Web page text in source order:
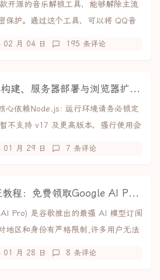
开源的音乐解锁工具，能够解除主流
保护。通过这个工具，可以将 QQ音
02 月 04 日 195 条评论
UnlockMusic 本地构建、服务器部署与浏览器扩展制作教程
心依赖Node.js: 运行环境请务必锁定
不支持 v17 及更高版本，强行使用会
01 月 29 日 7 条评论
Gemini 3 学生认证教程：免费领取Google AI Pro全部福利
Pro) 是谷歌推出的最强 AI 模型订阅
地区和身份有严格限制,许多用户无法
01 月 28 日 8 条评论